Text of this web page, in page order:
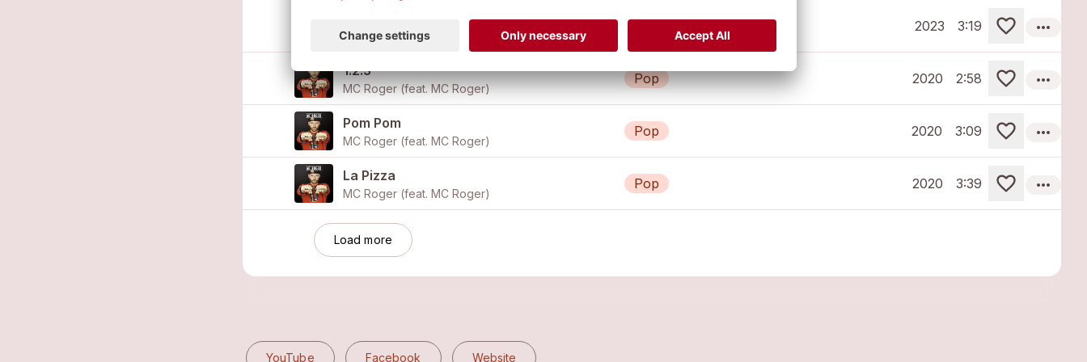
MC Roger
2023 3:19 more_horiz
1.2.3
MC Roger (feat.MC Roger)
Pop 2020 2:58 more_horiz
Pom Pom
MC Roger (feat. MC Roger)
Pop 2020 3:09 more_horiz
La Pizza
MC Roger (feat. MC Roger)
Pop 2020 3:39 more_horiz
Load more
YouTube Facebook Website